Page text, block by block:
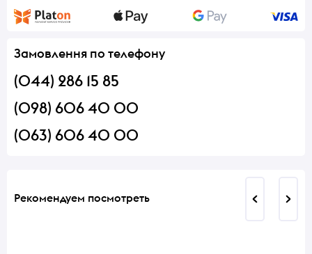
Замовлення по телефону
(044) 286 15 85
(098) 606 40 00
(063) 606 40 00
Рекомендуем посмотреть